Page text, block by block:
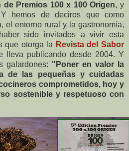
de Premios 100 x 100 Origen, y
hemos de deciros que como
el entorno rural y la gastronomía,
sido invitados a vivir esta
que otorga la Revista del Sabor
lleva publicando desde 2004. Y
galardones: "Poner en valor la
de las pequeñas y cuidadas
comprometidos, hoy y
sostenible y respetuoso con